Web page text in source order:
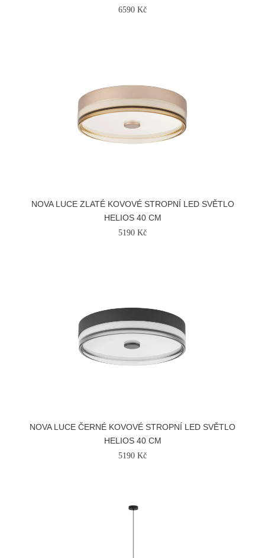
6590 Kč
NOVA LUCE ZLATÉ KOVOVÉ STROPNÍ LED SVĚTLO
HELIOS 40 CM
5190 Kč
NOVA LUCE ČERNÉ KOVOVÉ STROPNÍ LED SVĚTLO
HELIOS 40 CM
5190 Kč